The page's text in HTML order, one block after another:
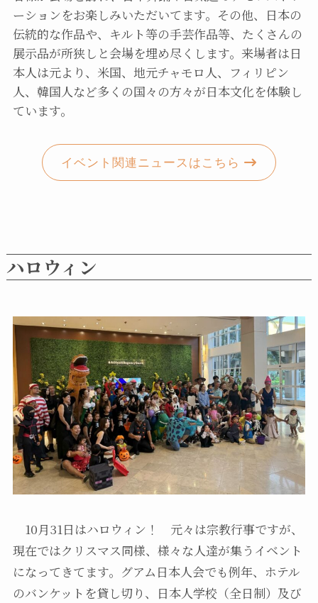
ーションをお楽しみいただいてます。その他、日本の
伝統的な作品や、キルト等の手芸作品等、たくさんの
展示品が所狭しと会場を埋め尽くします。来場者は日
本人は元より、米国、地元チャモロ人、フィリピン
人、韓国人など多くの国々の方々が日本文化を体験し
ています。
イベント関連ニュースはこちら
ハロウィン
10月31日はハロウィン！ 元々は宗教行事ですが、
現在ではクリスマス同様、様々な人達が集うイベント
になってきてます。グアム日本人会でも例年、ホテル
のバンケットを貸し切り、日本人学校（全日制）及び